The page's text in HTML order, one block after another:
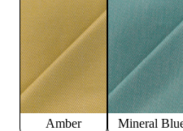
Amber Mineral